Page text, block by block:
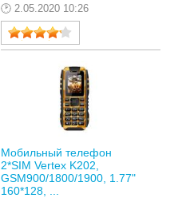
2.05.2020 10:26
Мобильный телефон
2*SIM Vertex K202,
GSM900/1800/1900, 1.77"
160*128, ...